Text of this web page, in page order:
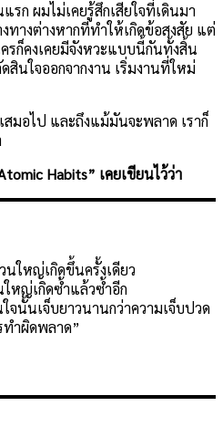
ก ผมไม่เคยรู้สึกเสียใจที่เดินมา
ทางต่างหากที่ทำให้เกิดข้อสงสัย แต่
รก็คงเคยมีจังหวะแบบนี้กันทั้งสิ้น
สินใจออกจากงาน เริ่มงานที่ใหม่
มอไป และถึงแม้มันจะพลาด เราก็
Habits” เคยเขียนไว้ว่า
นใหญ่เกิดขึ้นครั้งเดียว
ใหญ่เกิดซ้ำแล้วซ้ำอีก
จนั้นเจ็บยาวนานกว่าความเจ็บปวด
ทำผิดพลาด”